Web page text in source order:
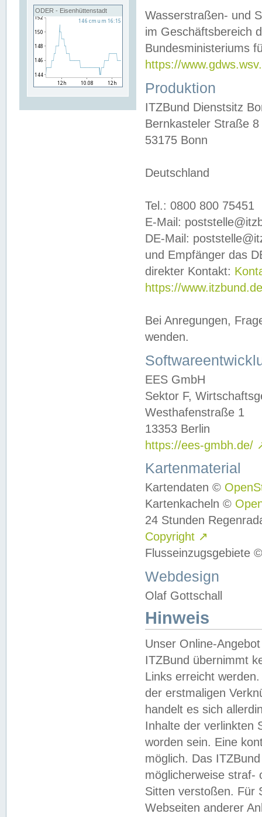
ODER - Eisenhüttenstadt
Wasserstraßen- und
im Geschäftsbereich
Bundesministeriums
https://
Produktion
ITZBund Dienstsitz
Bernkasteler Straße 8
53175 Bonn
Deutschland
Tel.: 0800 800 75451
E-Mail:
DE-Mail:
und Empfänger das
direkter Kontakt:
https://
Bei Anregungen,
wenden.
EES GmbH
Sektor F,
Westhafenstraße 1
13353 Berlin
https://ees-gmbh.de/
Kartenmaterial
Kartendaten ©
Kartenkacheln ©
24 Stunden
Copyright ↗
Flusseinzugsgebiete
Webdesign
Olaf Gottschall
Hinweis
Unser Online-
ITZBund übernimmt
Links erreicht
der erstmaligen
handelt es sich
Inhalte der verlinkten
worden sein. Eine
möglich. Das
möglicherweise straf-
Sitten verstoßen. Für
Webseiten anderer